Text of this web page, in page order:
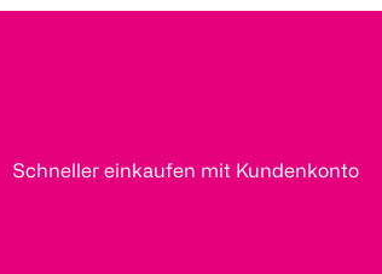
Schneller einkaufen mit Kundenkonto